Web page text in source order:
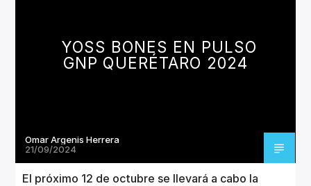
YOSS BONES EN PULSO
GNP QUERÉTARO 2024
Omar Argenis Herrera
21/09/2024
El próximo 12 de octubre se llevará a cabo la